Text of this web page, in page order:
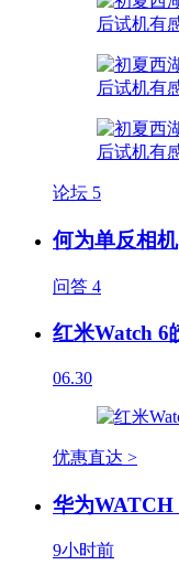
论坛 5
何为单反相机
问答 4
红米Watch 6
06.30
优惠直达 >
华为WATCH
9小时前